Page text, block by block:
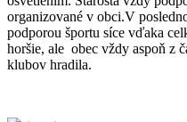
organizované v obci.V
podporou športu síce vďaka
horšie, ale obec vždy aspoň z
klubov hradila.